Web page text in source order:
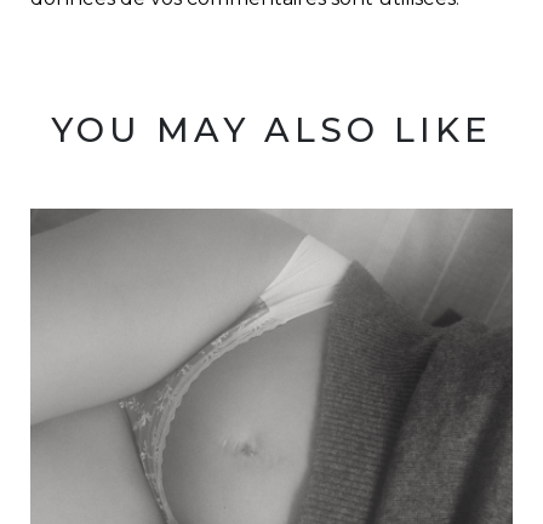
YOU MAY ALSO LIKE